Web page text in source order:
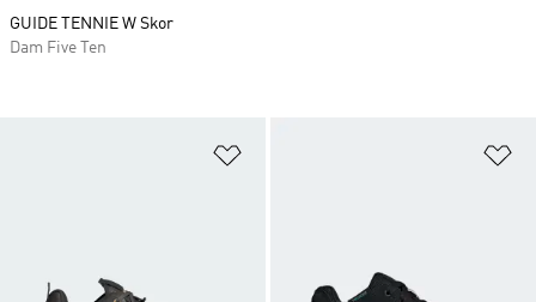
GUIDE TENNIE W Skor
Dam Five Ten